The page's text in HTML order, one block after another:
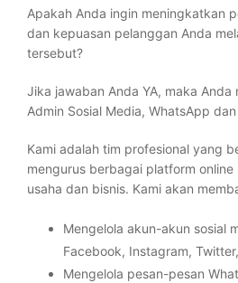
Apakah Anda ingin meningkatkan
dan kepuasan pelanggan Anda
tersebut?
Jika jawaban Anda YA, maka Anda
Admin Sosial Media, WhatsApp
Kami adalah tim profesional yang
mengurus berbagai platform
usaha dan bisnis. Kami akan
Mengelola akun-akun sosial
Facebook, Instagram,
Mengelola pesan-pesan